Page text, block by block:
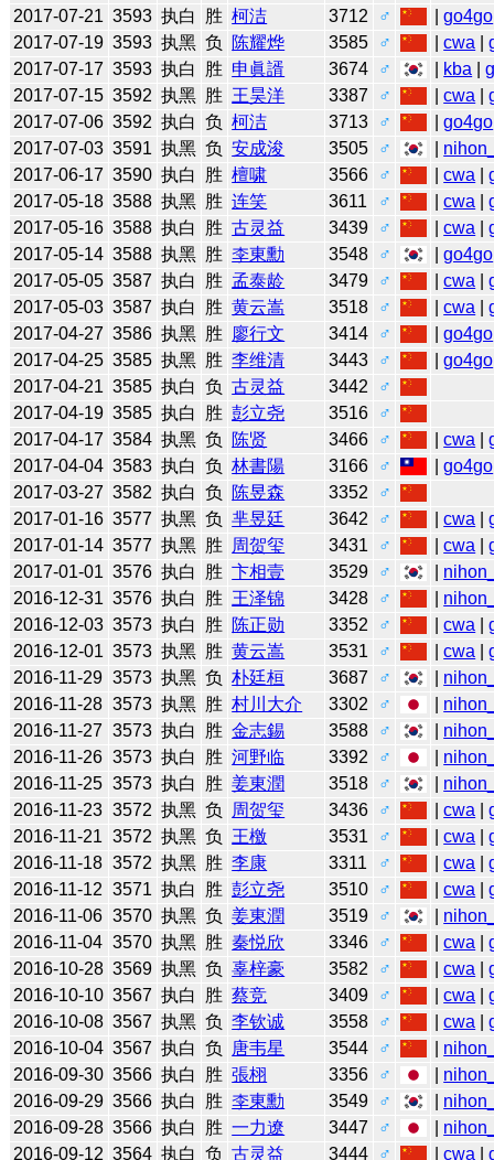
2017-07-21 3593 执白 胜 柯洁 3712 ♂ |go4go
2017-07-19 3593 执黑 负 陈耀烨 3585 ♂ |cwa |
2017-07-17 3593 执白 胜 申眞諝 3674 ♂ kba |
2017-07-15 3592 执黑 胜 王昊洋 3387 ♂ |cwa |
2017-07-06 3592 执白 负 柯洁 3713 ♂ |go4go
2017-07-03 3591 执黑 负 安成浚 3505 ♂
2017-06-17 3590 执白 胜 檀啸 3566 ♂ |cwa |
2017-05-18 3588 执黑 胜 连笑 3611 ♂ |cwa |
2017-05-16 3588 执白 胜 古灵益 3439 ♂ |cwa |
2017-05-14 3588 执黑 胜 李東勳 3548 ♂ |go4go
2017-05-05 3587 执白 胜 孟泰龄 3479 ♂ |cwa |
2017-05-03 3587 执白 胜 黄云嵩 3518 ♂ |cwa |
2017-04-27 3586 执黑 胜 廖行文 3414 ♂ |go4go
2017-04-25 3585 执黑 胜 李维清 3443 ♂ |go4go
2017-04-21 3585 执白 负 古灵益 3442
♂
2017-04-19 3585 执白 胜 彭立尧 3516
♂
2017-04-17 3584 执黑 负 陈贤 3466 ♂ |cwa |
2017-04-04 3583 执白 负 林書陽 3166 ♂ |go4go
2017-03-27 3582 执白 负 陈昱森 3352
♂
2017-01-16 3577 执黑 负 芈昱廷 3642 ♂ |cwa |
2017-01-14 3577 执黑 胜 周贺玺 3431 ♂ |cwa |
2017-01-01 3576 执白 胜 卞相壹 3529 ♂
2016-12-31 3576 执白 胜 王泽锦 3428 ♂
2016-12-03 3573 执白 胜 陈正勋 3352 ♂ |cwa |
2016-12-01 3573 执黑 胜 黄云嵩 3531 ♂ |cwa |
2016-11-29 3573 执黑 负 朴廷桓 3687 ♂
2016-11-28 3573 执黑 胜 村川大介 3302 ♂
2016-11-27 3573 执白 胜 金志錫 3588 ♂
2016-11-26 3573 执白 胜 河野临 3392 ♂
2016-11-25 3573 执白 胜 姜東潤 3518 ♂
2016-11-23 3572 执黑 负 周贺玺 3436 ♂ |cwa |
2016-11-21 3572 执黑 负 王檄 3531 ♂ |cwa |
2016-11-18 3572 执黑 胜 李康 3311 ♂ |cwa |
2016-11-12 3571 执白 胜 彭立尧 3510 ♂ |cwa |
2016-11-06 3570 执黑 负 姜東潤 3519 ♂
2016-11-04 3570 执黑 胜 秦悦欣 3346 ♂ |cwa |
2016-10-28 3569 执黑 负 辜梓豪 3582 ♂ |cwa |
2016-10-10 3567 执白 胜 蔡竞 3409 ♂ |cwa |
2016-10-08 3567 执黑 负 李钦诚 3558 ♂ |cwa |
2016-10-04 3567 执白 负 唐韦星 3544 ♂
2016-09-30 3566 执白 胜 張栩 3356 ♂
2016-09-29 3566 执白 胜 李東勳 3549 ♂
2016-09-28 3566 执白 胜 一力遼 3447 ♂
2016-09-12 3564 执白 负 古灵益 3444 ♂ |cwa |